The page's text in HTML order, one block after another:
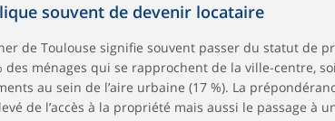
souvent de devenir locataire
de Toulouse signifie souvent passer du statut de
des ménages qui se rapprochent de la ville-centre,
au sein de l’aire urbaine (17 %). La
de l’accès à la propriété mais aussi le passage à